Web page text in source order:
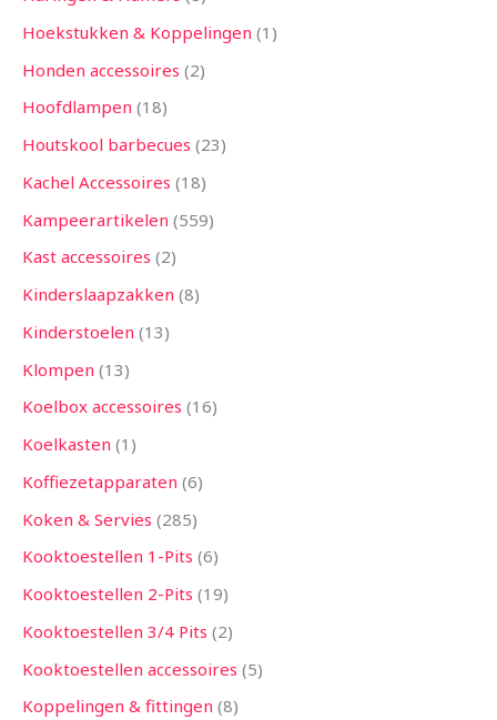
Hoekstukken & Koppelingen 1
Honden accessoires 2
Hoofdlampen 18
Houtskool barbecues 23
Kachel Accessoires 18
Kampeerartikelen 559
Kast accessoires 2
Kinderslaapzakken 8
Kinderstoelen 13
Klompen 13
Koelbox accessoires 16
Koelkasten 1
Koffiezetapparaten 6
Koken & Servies 285
Kooktoestellen 1-Pits 6
Kooktoestellen 2-Pits 19
Kooktoestellen 3/4 Pits 2
Kooktoestellen accessoires 5
Koppelingen & fittingen 8